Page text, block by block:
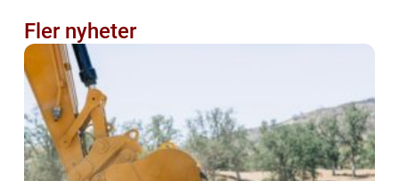
Fler nyheter